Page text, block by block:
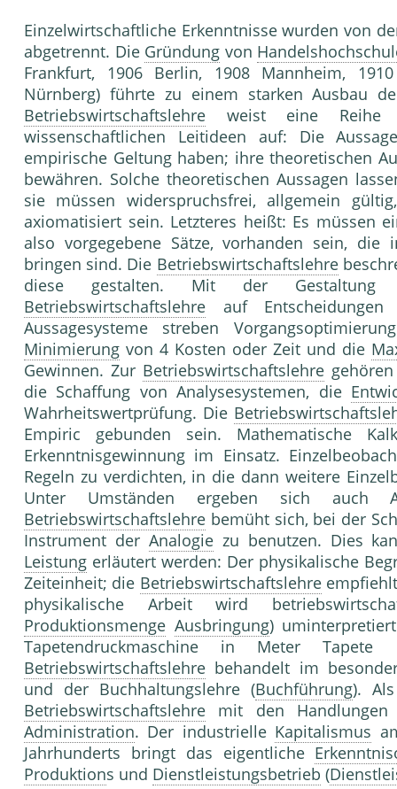
Einzelwirtschaftliche Erkenntnisse wurden von
abgetrennt. Die Gründung von
Frankfurt, 1906 Berlin, 1908 Mannheim,
Nürnberg) führte zu einem starken Ausbau
Betriebswirtschaftslehre weist eine Reihe
wissenschaftlichen Leitideen auf: Die
empirische Geltung haben; ihre theoretischen
bewähren. Solche theoretischen Aussagen
sie müssen widerspruchsfrei, allgemein
axiomatisiert sein. Letzteres heißt: Es müssen
also vorgegebene Sätze, vorhanden sein, die
bringen sind. Die Betriebswirtschaftslehre
diese gestalten. Mit der Gestaltung
Betriebswirtschaftslehre auf
Aussagesysteme streben
Minimierung von 4 Kosten oder Zeit und die
Gewinnen. Zur Betriebswirtschaftslehre
die Schaffung von Analysesystemen, die
Wahrheitswertprüfung. Die
Empiric gebunden sein. Mathematische
Erkenntnisgewinnung im Einsatz.
Regeln zu verdichten, in die dann weitere
Unter Umständen ergeben sich auch
Betriebswirtschaftslehre bemüht sich, bei der
Instrument der Analogiezu benutzen. Dies
Leistung erläutert werden: Der physikalische
Zeiteinheit; die Betriebswirtschaftslehreempfiehlt
physikalische Arbeit wird
Produktionsmenge Ausbringung)
Tapetendruckmaschine in Meter
Betriebswirtschaftslehre behandelt im
und der Buchhaltungslehre (Buchführung).
Betriebswirtschaftslehre mit den
Administration. Der industrielle Kapitalismus
Jahrhunderts bringt das eigentliche
Produktions und Dienstleistungsbetrieb (